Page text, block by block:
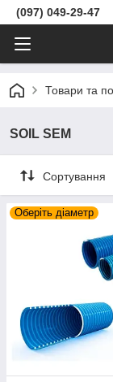
(097) 049-29-47
Товари та
SOIL SEM
Сортування
Оберіть діаметр